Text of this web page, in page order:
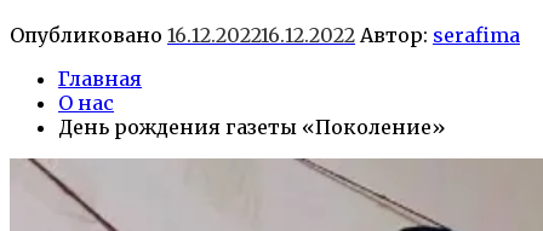
Опубликовано 16.12.202216.12.2022 Автор: serafima
Главная
О нас
День рождения газеты «Поколение»